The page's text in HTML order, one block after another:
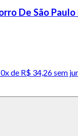
De São
de R$ 34,26 sem